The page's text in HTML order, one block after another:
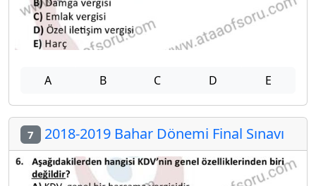
A B C D E
7 2018-2019 Bahar Dönemi Final Sınavı